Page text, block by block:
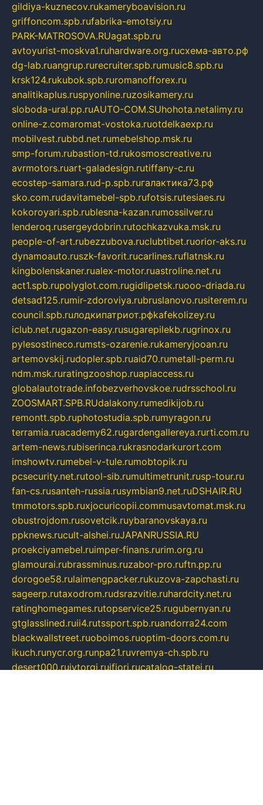
gildiya-kuznecov.rukameryboavision.ru
griffoncom.spb.rufabrika-emotsiy.ru
PARK-MATROSOVA.RUagat.spb.ru
avtoyurist-moskva1.ruhardware.org.ruсхема-авто.рф
dg-lab.ruangrup.rurecruiter.spb.rumusic8.spb.ru
krsk124.rukubok.spb.ruromanofforex.ru
analitikaplus.ruspyonline.ruzosikamery.ru
sloboda-ural.pp.ruAUTO-COM.SUhohota.netalimy.ru
online-z.comaromat-vostoka.ruotdelkaexp.ru
mobilvest.rubbd.net.rumebelshop.msk.ru
smp-forum.rubastion-td.rukosmoscreative.ru
avrmotors.ruart-galadesign.rutiffany-c.ru
ecostep-samara.rud-p.spb.ruгалактика73.рф
sko.com.rudavitamebel-spb.rufotsis.rutesiaes.ru
kokoroyari.spb.rublesna-kazan.rumossilver.ru
lenderoq.rusergeydobrin.rutochkazvuka.msk.ru
people-of-art.rubezzubova.ruclubtibet.ruorior-aks.ru
dynamoauto.ruszk-favorit.rucarlines.ruflatnsk.ru
kingbolenskaner.rualex-motor.ruastroline.net.ru
act1.spb.rupolyglot.com.rugidlipetsk.ruooo-driada.ru
detsad125.rumir-zdoroviya.rubruslanovo.rusiterem.ru
council.spb.ruлодкипатриот.рфkafekolizey.ru
iclub.net.rugazon-easy.rusugarepilekb.rugrinox.ru
pylesostineco.rumsts-ozarenie.rukameryjooan.ru
artemovskij.rudopler.spb.ruaid70.rumetall-perm.ru
ndm.msk.ruratingzooshop.ruapiaccess.ru
globalautotrade.infobezverhovskoe.rudrsschool.ru
ZOOSMART.SPB.RUdalakony.rumedikijob.ru
remontt.spb.ruphotostudia.spb.rumyragon.ru
terramia.ruacademy62.rugardengallereya.rurti.com.ru
artem-news.rubiserinca.rukrasnodarkurort.com
imshowtv.rumebel-v-tule.rumobtopik.ru
pcsecurity.net.rutool-sib.rumultimetrunit.rusp-tour.ru
fan-cs.rusanteh-russia.rusymbian9.net.ruDSHAIR.RU
tmmotors.spb.ruxjocuricopii.commusavtomat.msk.ru
obustrojdom.rusovetcik.ruybaranovskaya.ru
ppknews.rucult-alshei.ruJAPANRUSSIA.RU
proekciyamebel.ruimper-finans.rurim.org.ru
glamourai.rubrassminus.ruzabor-pro.ruftn.pp.ru
dorogoe58.rulaimengpacker.rukuzova-zapchasti.ru
sageerp.rutaxodrom.rudsrazvitie.ruhardcity.net.ru
ratinghomegames.rutopservice25.rugubernyan.ru
gtglasslined.ruii4.rutssport.spb.ruandorra24.com
blackwallstreet.ruoboimos.ruoptim-doors.com.ru
ikuch.runycr.org.runpa21.ruvremya-ch.spb.ru
desert000.ruivtorgi.ruifiori.rucatalog-statei.ru